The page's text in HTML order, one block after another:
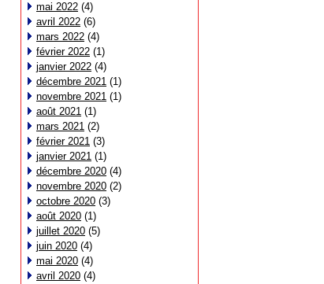
mai 2022 (4)
avril 2022 (6)
mars 2022 (4)
février 2022 (1)
janvier 2022 (4)
décembre 2021 (1)
novembre 2021 (1)
août 2021 (1)
mars 2021 (2)
février 2021 (3)
janvier 2021 (1)
décembre 2020 (4)
novembre 2020 (2)
octobre 2020 (3)
août 2020 (1)
juillet 2020 (5)
juin 2020 (4)
mai 2020 (4)
avril 2020 (4)